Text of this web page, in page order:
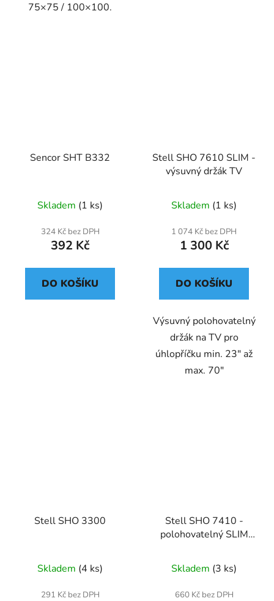
75×75 / 100×100.
Sencor SHT B332
Skladem (1 ks)
324 Kč bez DPH
392 Kč
DO KOŠÍKU
Stell SHO 7610 SLIM -
výsuvný držák TV
Skladem (1 ks)
1 074 Kč bez DPH
1 300 Kč
DO KOŠÍKU
Výsuvný polohovatelný
držák na TV pro
úhlopříčku min. 23" až
max. 70"
Stell SHO 3300
Skladem (4 ks)
291 Kč bez DPH
Stell SHO 7410 -
polohovatelný SLIM
Skladem (3 ks)
660 Kč bez DPH